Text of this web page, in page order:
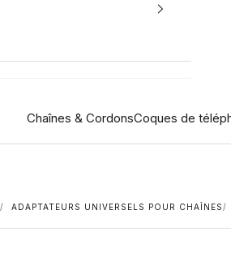
Chaînes & CordonsCoques de
ADAPTATEURS UNIVERSELS POUR CHAÎNES